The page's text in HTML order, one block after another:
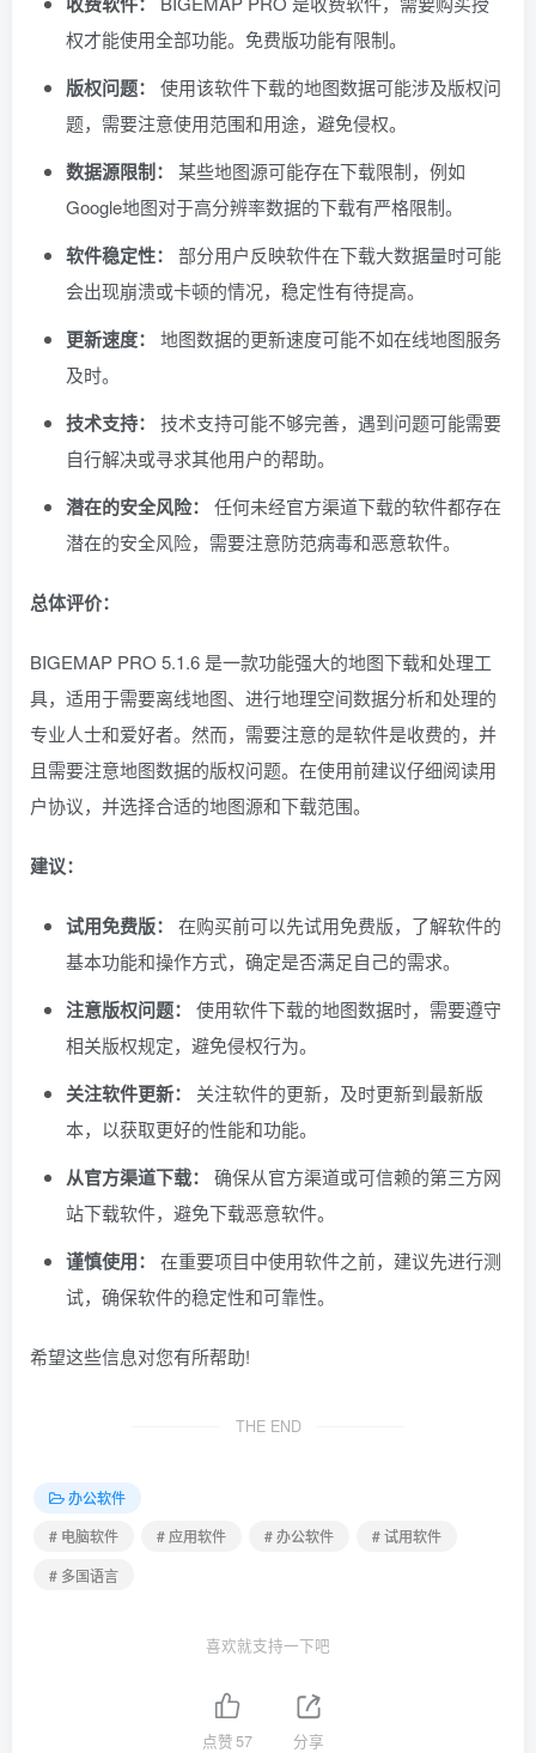
权才能使用全部功能。免费版功能有限制。
版权问题：
使用该软件下载的地图数据可能涉及版权问
题，需要注意使用范围和用途，避免侵权。
数据源限制：
某些地图源可能存在下载限制，例如
Google地图对于高分辨率数据的下载有严格限制。
软件稳定性：
部分用户反映软件在下载大数据量时可能
会出现崩溃或卡顿的情况，稳定性有待提高。
更新速度：
地图数据的更新速度可能不如在线地图服务
及时。
技术支持：
技术支持可能不够完善，遇到问题可能需要
自行解决或寻求其他用户的帮助。
潜在的安全风险：
任何未经官方渠道下载的软件都存在
潜在的安全风险，需要注意防范病毒和恶意软件。
总体评价：
BIGEMAP PRO 5.1.6 是一款功能强大的地图下载和处理工
具，适用于需要离线地图、进行地理空间数据分析和处理的
专业人士和爱好者。然而，需要注意的是软件是收费的，并
且需要注意地图数据的版权问题。在使用前建议仔细阅读用
户协议，并选择合适的地图源和下载范围。
建议：
试用免费版：
在购买前可以先试用免费版，了解软件的
基本功能和操作方式，确定是否满足自己的需求。
注意版权问题：
使用软件下载的地图数据时，需要遵守
相关版权规定，避免侵权行为。
关注软件更新：
关注软件的更新，及时更新到最新版
本，以获取更好的性能和功能。
从官方渠道下载：
确保从官方渠道或可信赖的第三方网
站下载软件，避免下载恶意软件。
谨慎使用：
在重要项目中使用软件之前，建议先进行测
试，确保软件的稳定性和可靠性。
希望这些信息对您有所帮助!
THE END
办公软件
# 电脑软件
# 应用软件 # 办公软件
# 试用软件
# 多国语言
喜欢就支持一下吧
点赞 57 分享